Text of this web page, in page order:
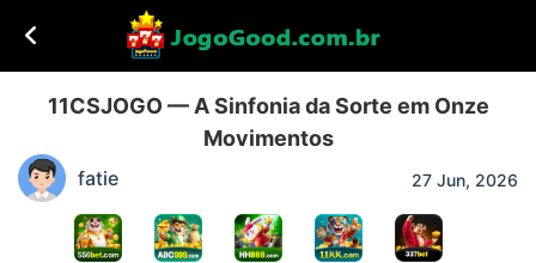
11CSJOGO — A Sinfonia da Sorte em Onze
Movimentos
fatie 27 Jun, 2026